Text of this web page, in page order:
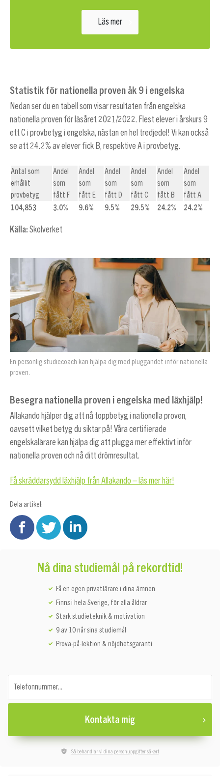
Läs mer
Statistik för nationella proven åk 9 i engelska
Nedan ser du en tabell som visar resultaten från engelska
nationella proven för läsåret 2021/2022. Flest elever i årskurs 9
ett C i provbetyg i engelska, nästan en hel tredjedel! Vi kan också
se att 24.2% av elever fick B, respektive A i provbetyg.
Antal som
erhållit
provbetyg
Andel
som
fått F
Andel
som
fått E
Andel
som
fått D
Andel
som
fått C
Andel
som
fått B
Andel
som
fått A
104,853
3.0% 9.6% 9.5% 29.5% 24.2% 24.2%
Källa: Skolverket
En personlig studiecoach kan hjälpa dig med pluggandet inför nationella
proven.
Besegra nationella proven i engelska med läxhjälp!
Allakando hjälper dig att nå toppbetyg i nationella proven,
oavsett vilket betyg du siktar på! Våra certifierade
engelskalärare kan hjälpa dig att plugga mer effektivt inför
nationella proven och nå ditt drömresultat.
Få skräddarsydd läxhjälp från Allakando – läs mer här!
Dela artikel:
Nå dina studiemål på rekordtid!
Få en egen privatlärare i dina ämnen
Finns i hela Sverige, för alla åldrar
Stärk studieteknik & motivation
9 av 10 når sina studiemål
Prova-på-lektion & nöjdhetsgaranti
Telefonnummer...
Kontakta mig
Så behandlar vi dina personuppgifter säkert